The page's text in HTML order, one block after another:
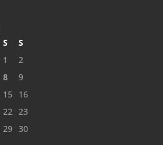
S
S
1
2
8
9
15
16
22 23
29 30